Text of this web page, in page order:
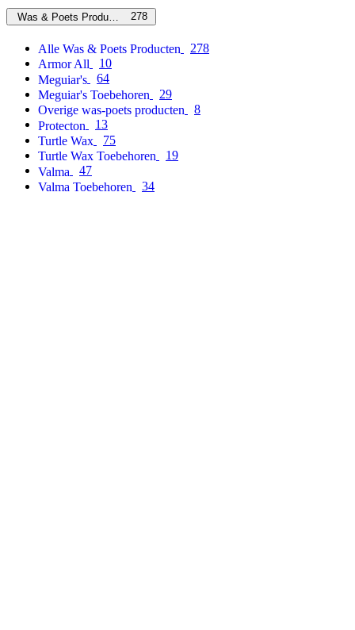
Was & Poets Producten 278
Alle Was & Poets Producten
278
Armor All
10
Meguiar's
64
Meguiar's Toebehoren
29
Overige was-poets producten
8
Protecton
13
Turtle Wax
75
Turtle Wax Toebehoren
19
Valma
47
Valma Toebehoren
34